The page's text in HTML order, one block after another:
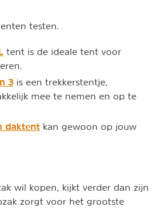
testen.
tent is de ideale tent voor
3 is een trekkerstentje,
mee te nemen en op te
daktent kan gewoon op jouw
wil kopen, kijkt verder dan zijn
zorgt voor het grootste